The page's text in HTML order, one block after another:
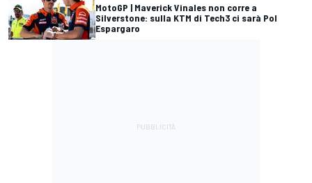
MotoGP | Maverick Vinales non corre a
Silverstone: sulla KTM di Tech3 ci sarà Pol
Espargaro